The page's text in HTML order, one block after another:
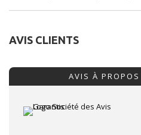
AVIS CLIENTS
AVIS À